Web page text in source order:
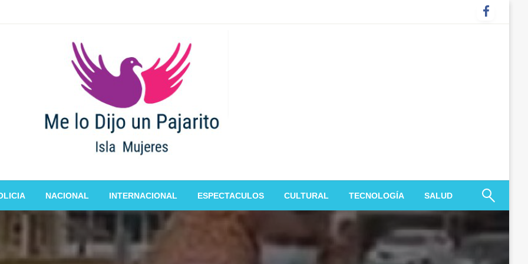
NACIONAL INTERNACIONAL ESPECTACULOS CULTURAL TECNOLOGÍA SALUD